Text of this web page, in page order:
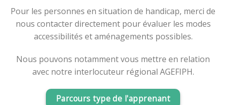
Pour les personnes en situation de handicap, merci de
nous contacter directement pour évaluer les modes
accessibilités et aménagements possibles.
Nous pouvons notamment vous mettre en relation
avec notre interlocuteur régional AGEFIPH.
Parcours type de l'apprenant